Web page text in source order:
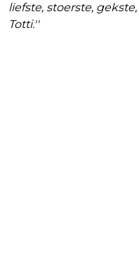
liefste, stoerste,
Totti.''